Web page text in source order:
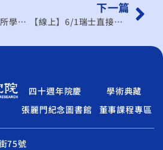
本院研討會：第三所學術研討會
下一篇
【線上】6/1瑞士直接民主對FTA政策的影響專題演講
四十週年院慶
學術典藏
張麗門紀念圖書館
董事課程專區
75號